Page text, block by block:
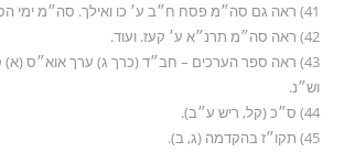
41) ראה גם סה״מ פסח ח״ב ע׳ כו ואילך. סה״מ ימי הספירה ע׳ עח ואילך.
42) ראה סה״מ תרנ״א ע׳ קעז. ועוד.
43) ראה ספר הערכים – חב״ד (כרך ג) ערך אוא״ס
וש״נ.
44) ס״כ (קל, ריש ע״ב).
45) תקו״ז בהקדמה (ג, ב).